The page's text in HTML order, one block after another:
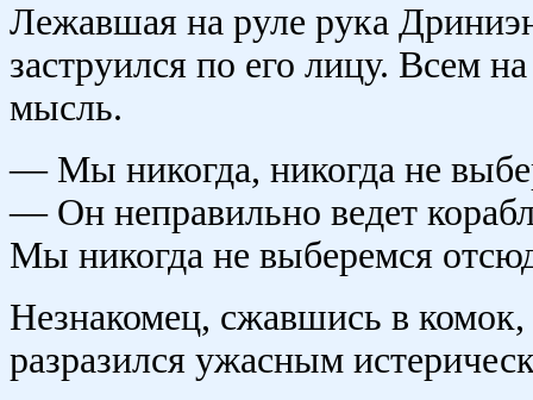
Лежавшая на руле рука
заструился по его лицу. Всем
мысль.
— Мы никогда, никогда не
— Он неправильно ведет
Мы никогда не выберемся
Незнакомец, сжавшись в
разразился ужасным